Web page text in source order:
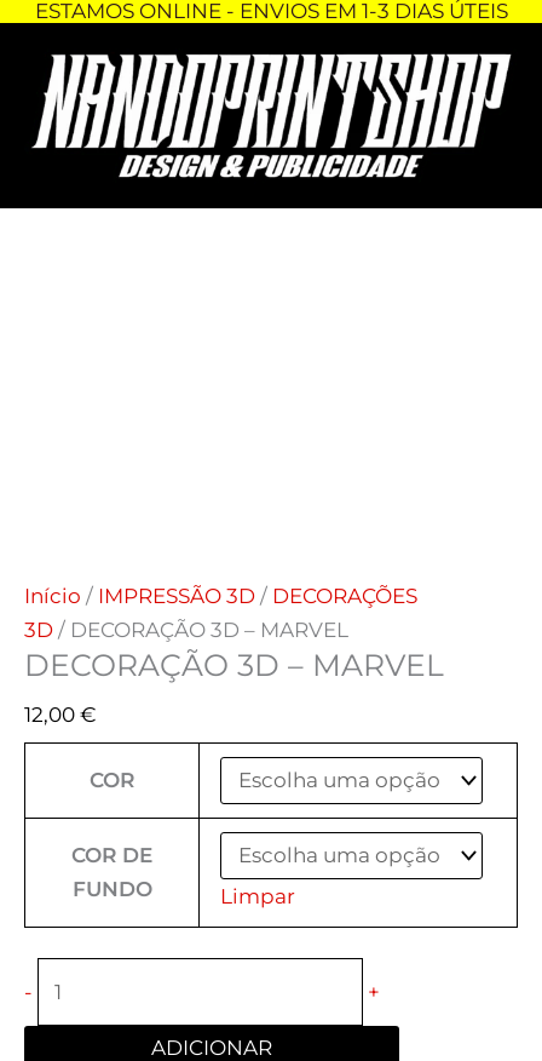
Skip
content
ESTAMOS ONLINE - ENVIOS EM 1-3 DIAS ÚTEIS
Início / IMPRESSÃO 3D / DECORAÇÕES
3D / DECORAÇÃO 3D – MARVEL
DECORAÇÃO 3D – MARVEL
12,00 €
COR
COR DE
FUNDO
Limpar
-
Quantidade
de
DECORAÇÃO
3D
-
MARVEL
+
ADICIONAR